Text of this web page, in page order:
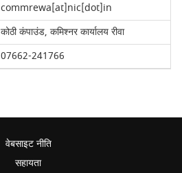
commrewa[at]nic[dot]in
कोठी कंपाउंड, कमिश्नर कार्यालय रीवा
07662-241766
वेबसाइट नीति
सहायता